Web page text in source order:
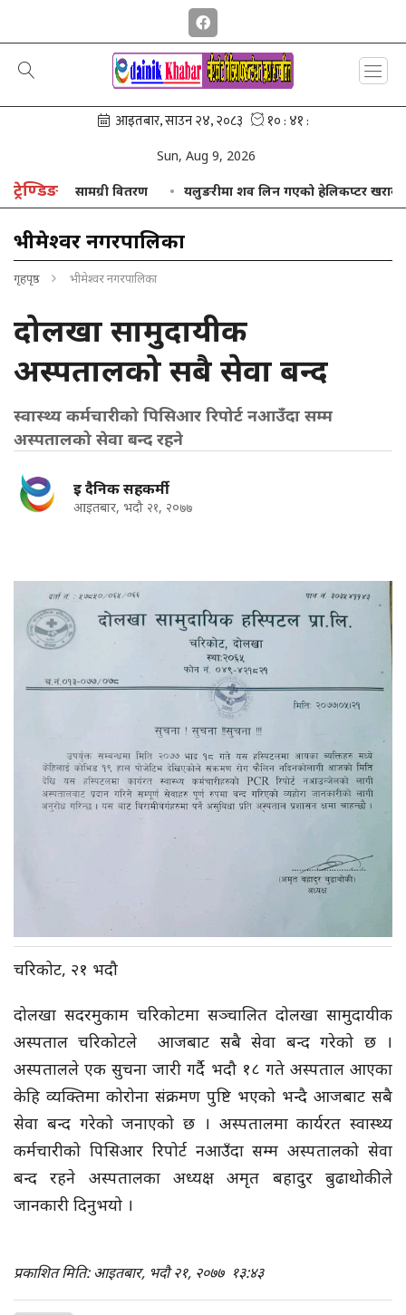
Sun, Aug 9, 2026
ट्रेण्डिङ
सामग्री वितरण यलुङरीमा शव लिन गएको हेलिकप्टर खराब मौसमका
भीमेश्वर नगरपालिका
गृहपृष्ठ भीमेश्वर नगरपालिका
दोलखा सामुदायीक
अस्पतालको सबै सेवा बन्द
स्वास्थ्य कर्मचारीको पिसिआर रिपोर्ट नआउँदा सम्म
अस्पतालको सेवा बन्द रहने
इ दैनिक सहकर्मी
आइतबार, भदौ २१, २०७७
चरिकोट, २१ भदौ
दोलखा सदरमुकाम चरिकोटमा सञ्चालित दोलखा सामुदायीक
अस्पताल चरिकोटले आजबाट सबै सेवा बन्द गरेको छ ।
अस्पतालले एक सुचना जारी गर्दै भदौ १८ गते अस्पताल आएका
केहि व्यक्तिमा कोरोना संक्रमण पुष्टि भएको भन्दै आजबाट सबै
सेवा बन्द गरेको जनाएको छ । अस्पतालमा कार्यरत स्वास्थ्य
कर्मचारीको पिसिआर रिपोर्ट नआउँदा सम्म अस्पतालको सेवा
बन्द रहने अस्पतालका अध्यक्ष अमृत बहादुर बुढाथोकीले
जानकारी दिनुभयो ।
प्रकाशित मिति: आइतबार, भदौ २१, २०७७ १३:४३